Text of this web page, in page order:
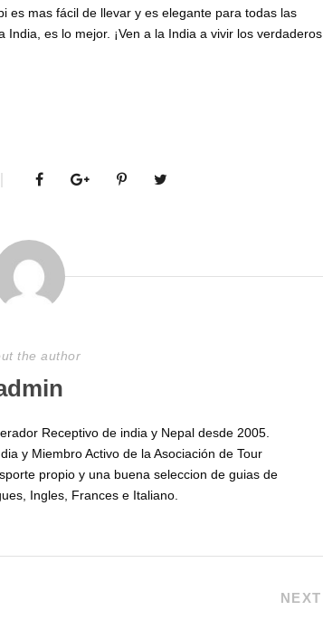
es mas fácil de llevar y es elegante para todas las
es lo mejor. ¡Ven a la India a vivir los verdaderos
the author
Receptivo de india y Nepal desde 2005.
y Miembro Activo de la Asociación de Tour
propio y una buena seleccion de guias de
Ingles, Frances e Italiano.
NEXT